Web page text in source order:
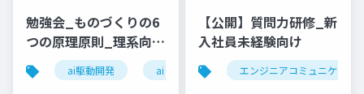
勉強会_ものづくりの6
つの原理原則_理系向け
6時間_2026_05_24_
石黒友季子
ai駆動開発 ai
【公開】質問力研修_新
入社員未経験向け
エンジニアコミュニケーシ